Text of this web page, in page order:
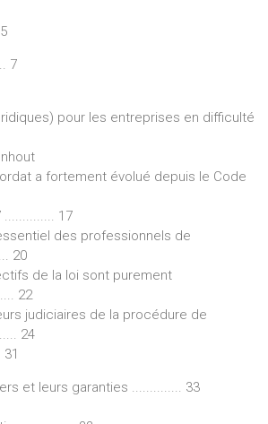
7
pour les entreprises en difficulté
a fortement évolué depuis le Code
17
des professionnels de
20
de la loi sont purement
22
judiciaires de la procédure de
24
et leurs garanties .............. 33